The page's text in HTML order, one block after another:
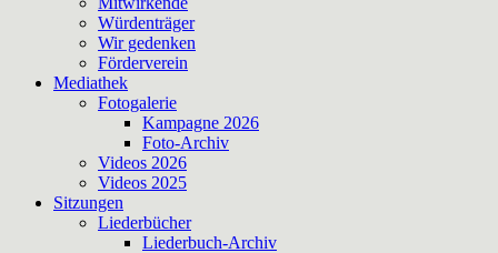
Würdenträger
Wir gedenken
Förderverein
Mediathek
Fotogalerie
Kampagne 2026
Foto-Archiv
Videos 2026
Videos 2025
Sitzungen
Liederbücher
Liederbuch-Archiv